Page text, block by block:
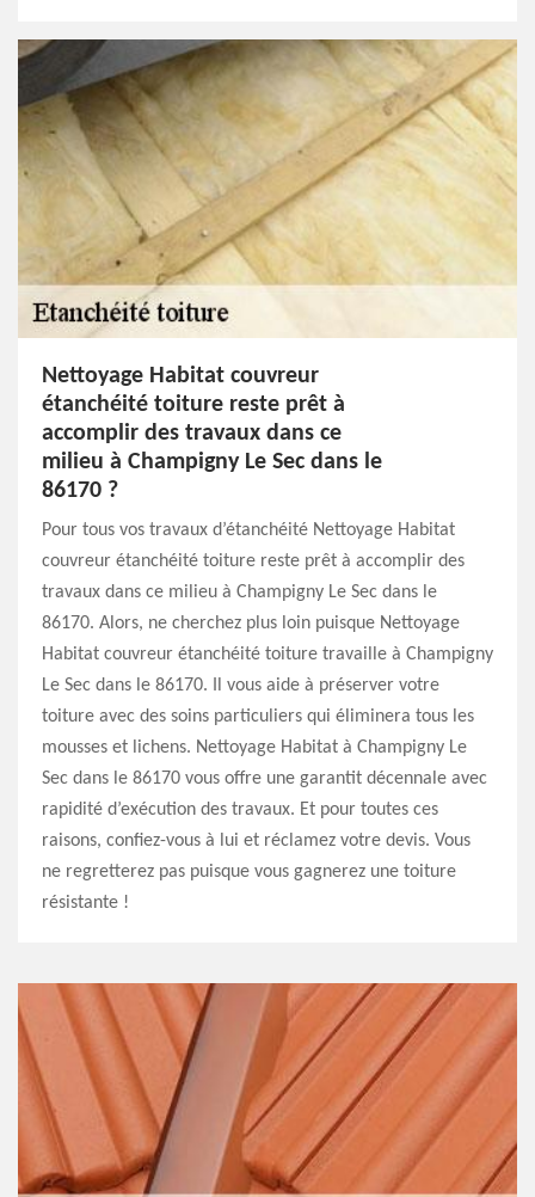
Nettoyage Habitat couvreur
étanchéité toiture reste prêt à
accomplir des travaux dans ce
milieu à Champigny Le Sec dans le
86170 ?
Pour tous vos travaux d’étanchéité Nettoyage Habitat
couvreur étanchéité toiture reste prêt à accomplir des
travaux dans ce milieu à Champigny Le Sec dans le
86170. Alors, ne cherchez plus loin puisque Nettoyage
Habitat couvreur étanchéité toiture travaille à Champigny
Le Sec dans le 86170. Il vous aide à préserver votre
toiture avec des soins particuliers qui éliminera tous les
mousses et lichens. Nettoyage Habitat à Champigny Le
Sec dans le 86170 vous offre une garantit décennale avec
rapidité d’exécution des travaux. Et pour toutes ces
raisons, confiez-vous à lui et réclamez votre devis. Vous
ne regretterez pas puisque vous gagnerez une toiture
résistante !